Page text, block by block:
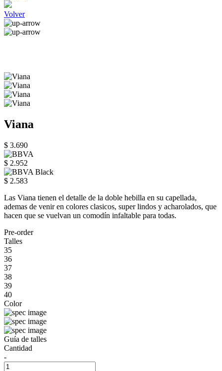
Volver
Viana
$ 3.690
$ 2.952
$ 2.583
Las Viana tienen el detalle de la doble hebilla en su capellada,
ademas de venir en colores clasicos, super lindos y acharolados, que
hacen que se vuelvan un comodín infaltable para todas.
Pre-order
Talles
35
36
37
38
39
40
Color
Guía de talles
Cantidad
-